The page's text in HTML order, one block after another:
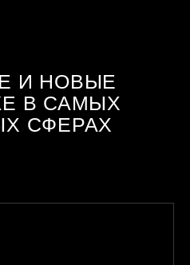
И НОВЫЕ
В САМЫХ
СФЕРАХ